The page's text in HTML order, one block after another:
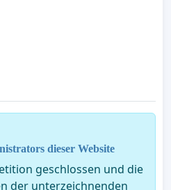
dieser Website
geschlossen und die
der unterzeichnenden